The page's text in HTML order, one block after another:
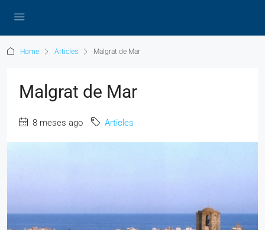
Home Articles Malgrat de Mar
Malgrat de Mar
8 meses ago Articles